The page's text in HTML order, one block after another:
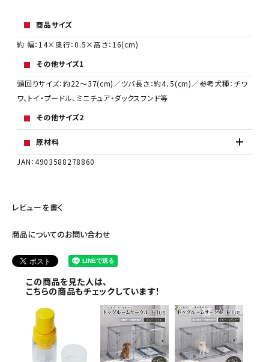
商品サイズ
約 幅：14×奥行：0.5×高さ：16(cm)
その他サイズ1
頭回りサイズ：約22～37(cm)／ツバ長さ：約4．5(cm)／参考犬種：チワ
ワ、トイ・プードル、ミニチュア・ダックスフンド等
その他サイズ2
原材料
JAN：4903588278860
レビューを書く
商品についてのお問い合わせ
この商品を見た人は、
こちらの商品もチェックしています！